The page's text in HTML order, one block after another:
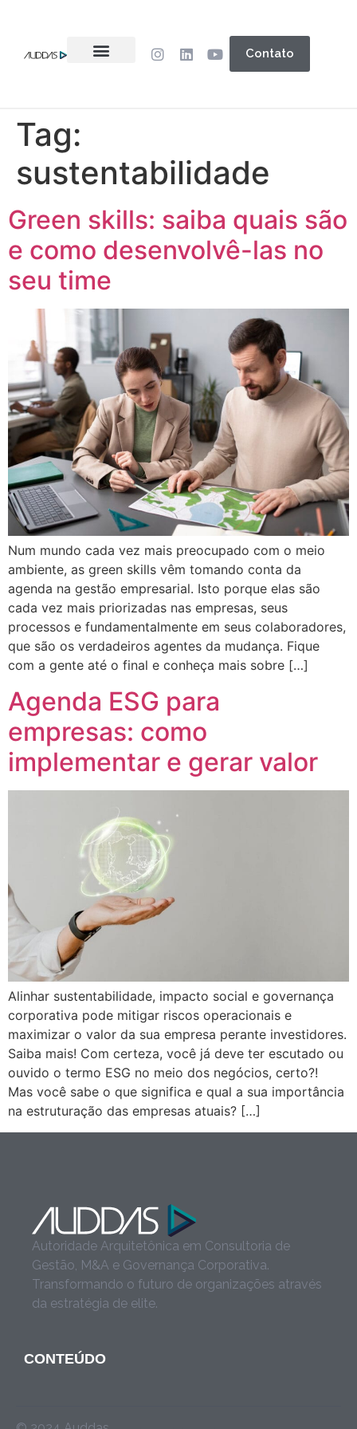
Contato
Tag:
sustentabilidade
Green skills: saiba quais são
e como desenvolvê-las no
seu time
Num mundo cada vez mais preocupado com o meio
ambiente, as green skills vêm tomando conta da
agenda na gestão empresarial. Isto porque elas são
cada vez mais priorizadas nas empresas, seus
processos e fundamentalmente em seus colaboradores,
que são os verdadeiros agentes da mudança. Fique
com a gente até o final e conheça mais sobre […]
Agenda ESG para
empresas: como
implementar e gerar valor
Alinhar sustentabilidade, impacto social e governança
corporativa pode mitigar riscos operacionais e
maximizar o valor da sua empresa perante investidores.
Saiba mais! Com certeza, você já deve ter escutado ou
ouvido o termo ESG no meio dos negócios, certo?!
Mas você sabe o que significa e qual a sua importância
na estruturação das empresas atuais? […]
Autoridade Arquitetônica em Consultoria de
Gestão, M&A e Governança Corporativa.
Transformando o futuro de organizações através
da estratégia de elite.
CONTEÚDO